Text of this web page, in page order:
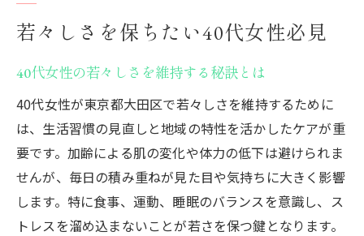
東京都大田区で受けられる40代女性向けケ
40代女性が選ぶ大田区のエイジングケア事
情
地域特性を活かした若々しさ維持のコツ
大田区のサロン活用で美しさを引き出す方
法
忙しい40代女性にも合う大田区の美容施術
若々しさを保ちたい40代女性必見
40代女性の若々しさを維持する秘訣とは
40代女性が東京都大田区で若々しさを維持するために
は、生活習慣の見直しと地域の特性を活かしたケアが重
要です。加齢による肌の変化や体力の低下は避けられま
せんが、毎日の積み重ねが見た目や気持ちに大きく影響
します。特に食事、運動、睡眠のバランスを意識し、ス
トレスを溜め込まないことが若さを保つ鍵となります。